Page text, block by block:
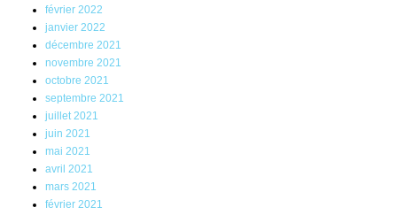
février 2022
janvier 2022
décembre 2021
novembre 2021
octobre 2021
septembre 2021
juillet 2021
juin 2021
mai 2021
avril 2021
mars 2021
février 2021